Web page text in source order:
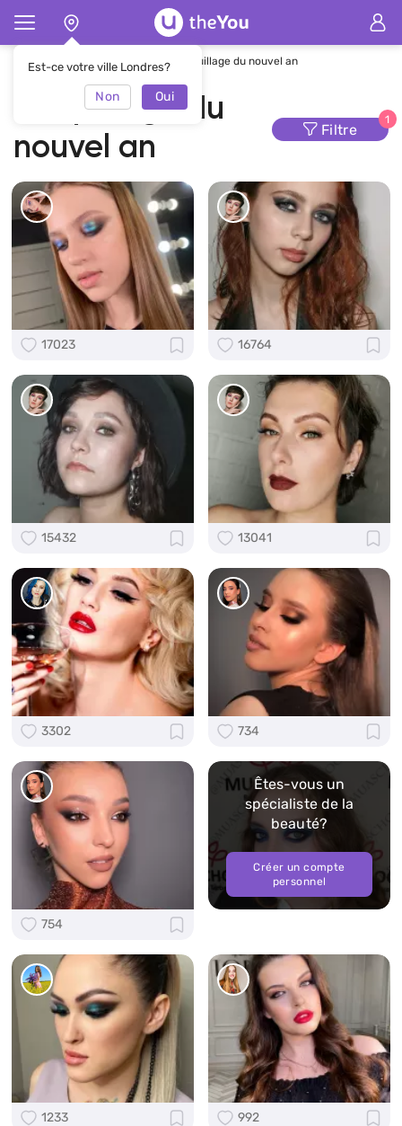
Est-ce votre ville Londres?
Non Oui
Page d'accueil Maquillage maquillage du nouvel an
maquillage du
nouvel an
Filtre
1
17023 16764
15432 13041
3302 734
754
Êtes-vous un
spécialiste de la
beauté?
Créer un compte
personnel
1233 992